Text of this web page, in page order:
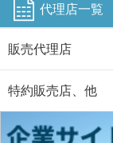
代理店一覧
販売代理店
特約販売店、他